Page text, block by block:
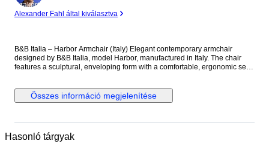
Szakértő
Alexander Fahl által kiválasztva
B&B Italia – Harbor Armchair (Italy) Elegant contemporary armchair
designed by B&B Italia, model Harbor, manufactured in Italy. The chair
features a sculptural, enveloping form with a comfortable, ergonomic seat
presence with excellent seating comfort. The armchair is mounted on a
swivel metal base with a circular aluminum-finished plate, offering both
piece for modern interiors. Details: • Manufacturer: B&B Italia • Model:
metal base with aluminum plate • Approx. period: Late 20th / early 21st
Összes információ megjelenítése
Hasonló tárgyak